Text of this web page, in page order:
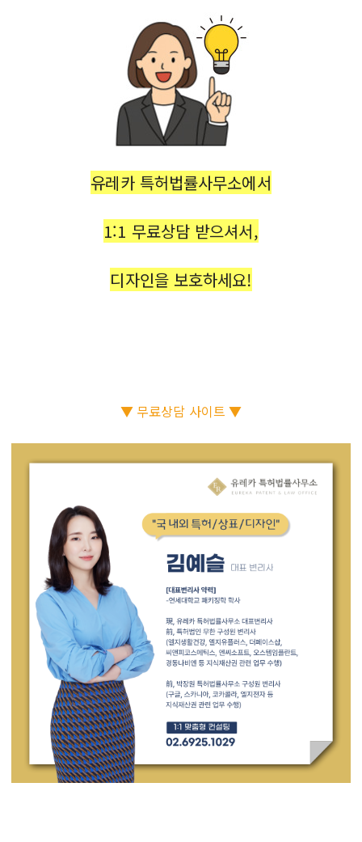
유레카 특허법률사무소에서
1:1 무료상담 받으셔서,
디자인을 보호하세요!
▼ 무료상담 사이트 ▼